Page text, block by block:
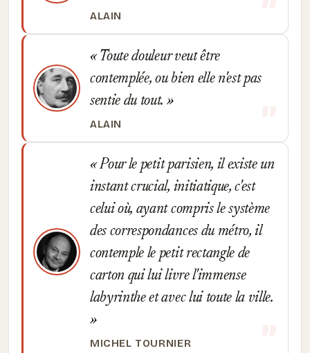
ALAIN
Toute douleur veut être
contemplée, ou bien elle n'est pas
sentie du tout.
ALAIN
Pour le petit parisien, il existe un
instant crucial, initiatique, c'est
celui où, ayant compris le système
des correspondances du métro, il
contemple le petit rectangle de
carton qui lui livre l'immense
labyrinthe et avec lui toute la ville.
MICHEL TOURNIER